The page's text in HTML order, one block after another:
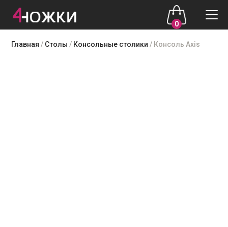
Skip
0
Главная / Столы / Консольные столики / Консоль Axis